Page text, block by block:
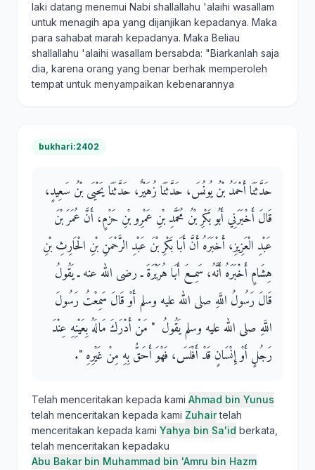
laki datang menemui Nabi shallallahu 'alaihi wasallam
untuk menagih apa yang dijanjikan kepadanya. Maka
para sahabat marah kepadanya. Maka Beliau
shallallahu 'alaihi wasallam bersabda: "Biarkanlah saja
dia, karena orang yang benar berhak memperoleh
tempat untuk menyampaikan kebenarannya
bukhari:2402
حَدَّثَنَا أَحْمَدُ بْنُ يُونُسَ، حَدَّثَنَا زُهَيْرٌ، حَدَّثَنَا يَحْيَى بْنُ سَعِيدٍ،
قَالَ أَخْبَرَنِي أَبُو بَكْرِ بْنُ مُحَمَّدِ بْنِ عَمْرِو بْنِ حَزْمٍ، أَنَّ عُمَرَ بْنَ
عَبْدِ الْعَزِيزِ، أَخْبَرَهُ أَنَّ أَبَا بَكْرِ بْنَ عَبْدِ الرَّحْمَنِ بْنِ الْحَارِثِ بْنِ
هِشَامٍ أَخْبَرَهُ أَنَّهُ، سَمِعَ أَبَا هُرَيْرَةَ ـ رضى الله عنه ـ يَقُولُ
قَالَ رَسُولُ اللَّهِ صلى الله عليه وسلم أَوْ قَالَ سَمِعْتُ رَسُولَ
اللَّهِ صلى الله عليه وسلم يَقُولُ ‏ "‏ مَنْ أَدْرَكَ مَالَهُ بِعَيْنِهِ عِنْدَ
رَجُلٍ أَوْ إِنْسَانٍ قَدْ أَفْلَسَ، فَهْوَ أَحَقُّ بِهِ مِنْ غَيْرِهِ ‏"‏‏.‏
Telah menceritakan kepada kami Ahmad bin Yunus
telah menceritakan kepada kami Zuhairtelah
menceritakan kepada kami Yahya bin Sa'id berkata,
telah menceritakan kepadaku
Abu Bakar bin Muhammad bin 'Amru bin Hazm